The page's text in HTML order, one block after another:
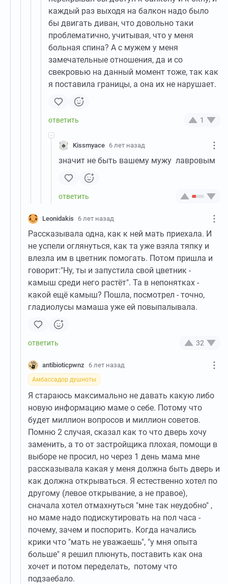
каждый раз выходя на балкон надо было
бы двигать диван, что довольно таки
проблематично, учитывая, что у меня
больная спина? А с мужем у меня
замечательные отношения, да и со
свекровью на данный момент тоже, так как
я поставила границы, а она их не нарушает.
1
Kissmyace 6 лет назад
значит не быть вашему мужу лавровым
Leonidakis 6 лет назад
Рассказывала одна, как к ней мать приехала. И
не успели оглянуться, как та уже взяла тяпку и
влезла им в цветник помогать. Потом пришла и
говорит:"Ну, ты и запустила свой цветник -
камыш среди него растёт". Та в непонятках -
какой ещё камыш? Пошла, посмотрел - точно,
гладиолусы мамаша уже ей повыпалывала.
32
antibioticpwnz 6 лет назад
Амбассадор душноты
Я стараюсь максимально не давать какую либо
новую информацию маме о себе. Потому что
будет миллион вопросов и миллион советов.
Помню 2 случая, сказал как то что дверь хочу
заменить, а то от застройщика плохая, помощи в
выборе не просил, но через 1 день мама мне
рассказывала какая у меня должна быть дверь и
как должна открываться. Я естественно хотел по
другому (левое открывание, а не правое),
сначала хотел отмахнуться "мне так неудобно" ,
но маме надо подискутировать на пол часа -
почему, зачем и поспорить. Когда начались
крики что "мать не уважаешь", "у мня опыта
больше" я решил плюнуть, поставить как она
хочет и потом переделать, потому что
подзаебало.